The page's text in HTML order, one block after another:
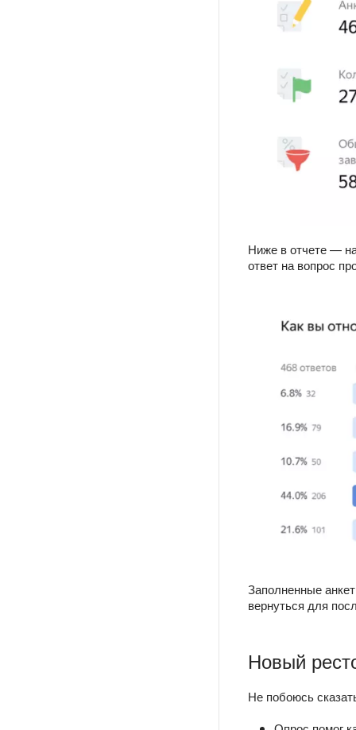
Ниже в отчете —
ответ на вопрос
Заполненные
вернуться для
Новый
Не побоюсь